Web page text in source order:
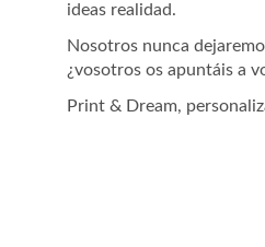
ideas realidad.
Nosotros nunca
¿vosotros os apuntáis a
Print & Dream,